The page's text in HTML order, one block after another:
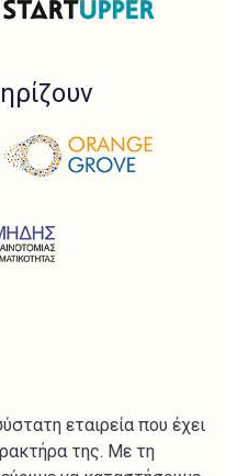
εταιρεία που έχει
της. Με τη